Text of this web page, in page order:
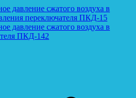
давление сжатого воздуха в
переключателя ПКД-15
давление сжатого воздуха в
ПКД-142